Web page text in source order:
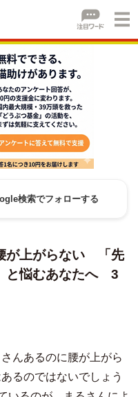
検索でフォローする
が上がらない 「先
と悩むあなたへ 3
んあるのに腰が上がら
るのではないでしょう